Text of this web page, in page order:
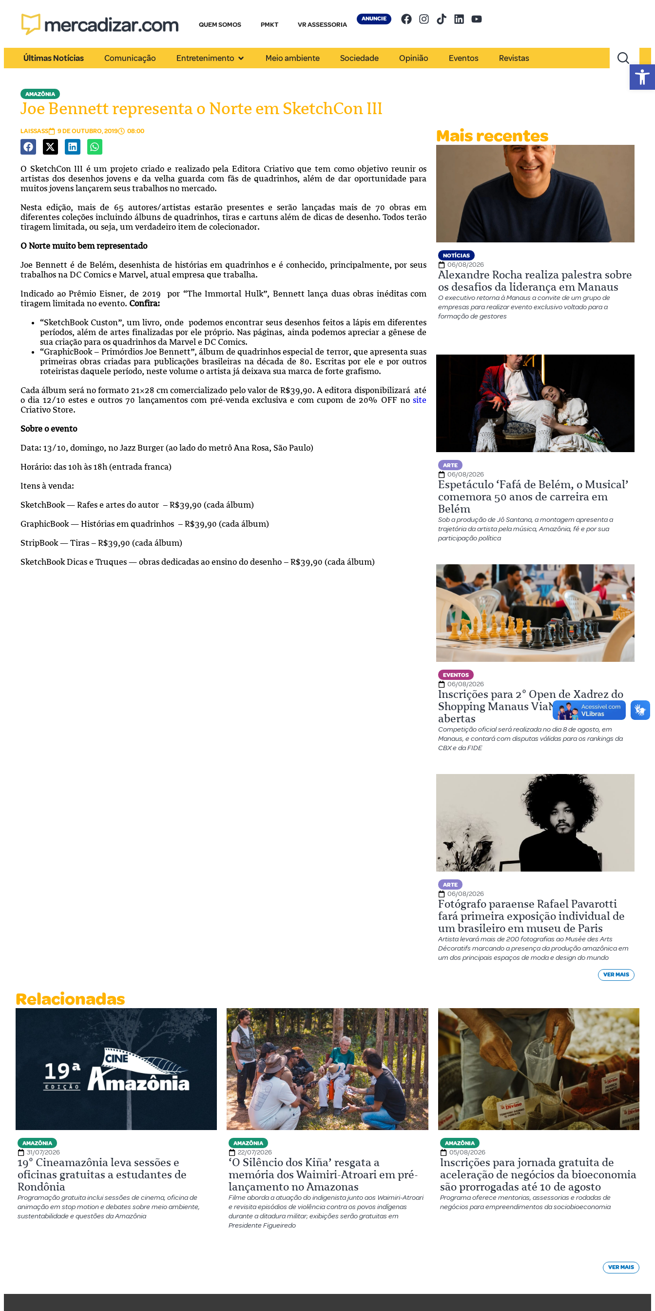
QUEM SOMOS PMKT VR ASSESSORIA
ANUNCIE
Últimas Notícias Comunicação Entretenimento Meio ambiente Sociedade Opinião Eventos Revistas
AMAZÔNIA
Joe Bennett representa o Norte em SketchCon III
LAISSASS 9 DE OUTUBRO, 2019 08:00
O SketchCon III é um projeto criado e realizado pela Editora Criativo que tem como objetivo reunir os
artistas dos desenhos jovens e da velha guarda com fãs de quadrinhos, além de dar oportunidade para
muitos jovens lançarem seus trabalhos no mercado.
Nesta edição, mais de 65 autores/artistas estarão presentes e serão lançadas mais de 70 obrasem
diferentes coleções incluindo álbuns de quadrinhos, tiras e cartuns além de dicas de desenho. Todos terão
tiragem limitada, ou seja, um verdadeiro item de colecionador.
O Norte muito bem representado
Joe Bennett é de Belém, desenhista de histórias em quadrinhos e é conhecido, principalmente, por seus
trabalhos na DC Comics e Marvel, atual empresa que trabalha.
Indicado ao Prêmio Eisner, de 2019 por “The Immortal Hulk”, Bennett lança duas obras inéditas com
tiragem limitada no evento. Confira:
“SketchBook Custon”, um livro, onde podemos encontrar seus desenhos feitos a lápis em diferentes
períodos, além de artes finalizadas por ele próprio. Nas páginas, ainda podemos apreciar a gênese de
sua criação para os quadrinhos da Marvel e DC Comics.
“GraphicBook – Primórdios Joe Bennett”, álbum de quadrinhos especial de terror, que apresenta suas
primeiras obras criadas para publicações brasileiras na década de 80. Escritas por ele e por outros
roteiristas daquele período, neste volume o artista já deixava sua marca de forte grafismo.
Cada álbum será no formato 21×28 cm comercializado pelo valor de R$39,90. A editora disponibilizará até
o dia 12/10 estes e outros 70 lançamentos com pré-venda exclusiva e com cupom de 20% OFF nosite
Criativo Store.
Sobre o evento
Data: 13/10, domingo, no Jazz Burger (ao lado do metrô Ana Rosa, São Paulo)
Horário: das 10h às 18h (entrada franca)
Itens à venda:
SketchBook — Rafes e artes do autor – R$39,90 (cada álbum)
GraphicBook — Histórias em quadrinhos – R$39,90 (cada álbum)
StripBook — Tiras – R$39,90 (cada álbum)
SketchBook Dicas e Truques — obras dedicadas ao ensino do desenho – R$39,90 (cada álbum)
Mais recentes
NOTÍCIAS
06/08/2026
Alexandre Rocha realiza palestra sobre
os desafios da liderança em Manaus
O executivo retorna à Manaus a convite de um grupo de
empresas para realizar evento exclusivo voltado para a
formação de gestores
ARTE
06/08/2026
Espetáculo ‘Fafá de Belém, o Musical’
comemora 50 anos de carreira em
Belém
Sob a produção de Jô Santana, a montagem apresenta a
trajetória da artista pela música, Amazônia, fé e por sua
participação política
EVENTOS
06/08/2026
Inscrições para 2º Open de Xadrez do
Shopping Manaus ViaNorte seguem
abertas
Competição oficial será realizada no dia 8 de agosto, em
Manaus, e contará com disputas válidas para os rankings da
CBX e da FIDE
ARTE
06/08/2026
Fotógrafo paraense Rafael Pavarotti
fará primeira exposição individual de
um brasileiro em museu de Paris
Artista levará mais de 200 fotografias ao Musée des Arts
Décoratifs marcando a presença da produção amazônica em
um dos principais espaços de moda e design do mundo
VER MAIS
Relacionadas
AMAZÔNIA
31/07/2026
19º Cineamazônia leva sessões e
oficinas gratuitas a estudantes de
Rondônia
Programação gratuita inclui sessões de cinema, oficina de
animação em stop motion e debates sobre meio ambiente,
sustentabilidade e questões da Amazônia
AMAZÔNIA
22/07/2026
‘O Silêncio dos Kiña’ resgata a
memória dos Waimiri-Atroari em pré-
lançamento no Amazonas
Filme aborda a atuação do indigenista junto aos Waimiri-Atroari
e revisita episódios de violência contra os povos indígenas
durante a ditadura militar; exibições serão gratuitas em
Presidente Figueiredo
AMAZÔNIA
05/08/2026
Inscrições para jornada gratuita de
aceleração de negócios da bioeconomia
são prorrogadas até 10 de agosto
Programa oferece mentorias, assessorias e rodadas de
negócios para empreendimentos da sociobioeconomia
VER MAIS